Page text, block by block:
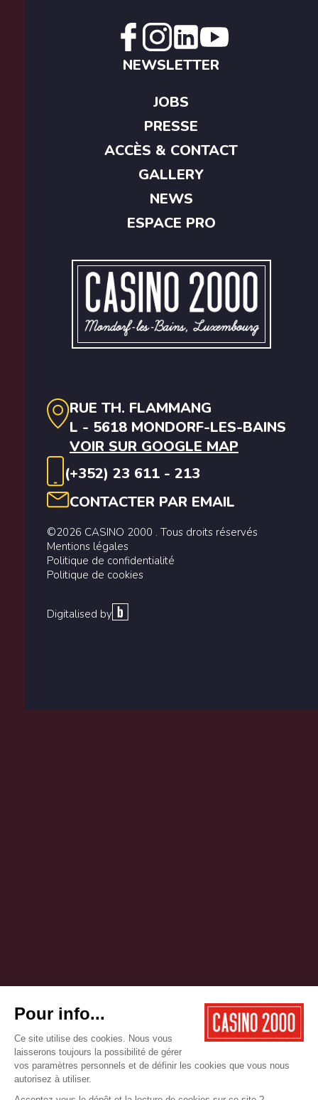
RUE TH. FLAMMANG
L - 5618 MONDORF-LES-BAINS
VOIR SUR GOOGLE MAP
(+352) 23 611 - 213
CONTACTER PAR EMAIL
©2026 CASINO 2000 . Tous droits réservés
Mentions légales
Politique de confidentialité
Politique de cookies
Digitalised by
NEWSLETTER
JOBS
PRESSE
ACCÈS & CONTACT
GALLERY
NEWS
ESPACE PRO